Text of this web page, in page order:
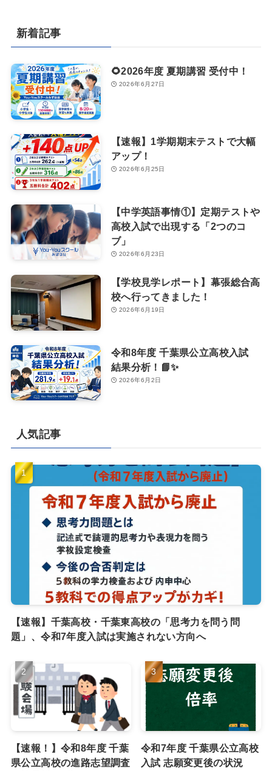
新着記事
🌻2026年度 夏期講習 受付中！
2026年6月27日
【速報】1学期期末テストで大幅
アップ！
2026年6月25日
【中学英語事情①】定期テストや
高校入試で出現する「2つのコ
ブ」
2026年6月23日
【学校見学レポート】幕張総合高
校へ行ってきました！
2026年6月19日
令和8年度 千葉県公立高校入試
結果分析！📘✨
2026年6月2日
人気記事
【速報】千葉高校・千葉東高校の「思考力を問う問
題」、令和7年度入試は実施されない方向へ
【速報！】令和8年度 千葉
県公立高校の進路志望調査
令和7年度 千葉県公立高校
入試 志願変更後の状況